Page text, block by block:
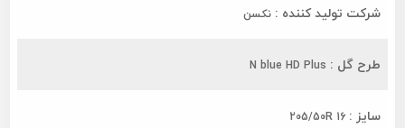
شرکت تولید کننده : نکسن
طرح گل : N blue HD Plus
سایز : 205/50R 16